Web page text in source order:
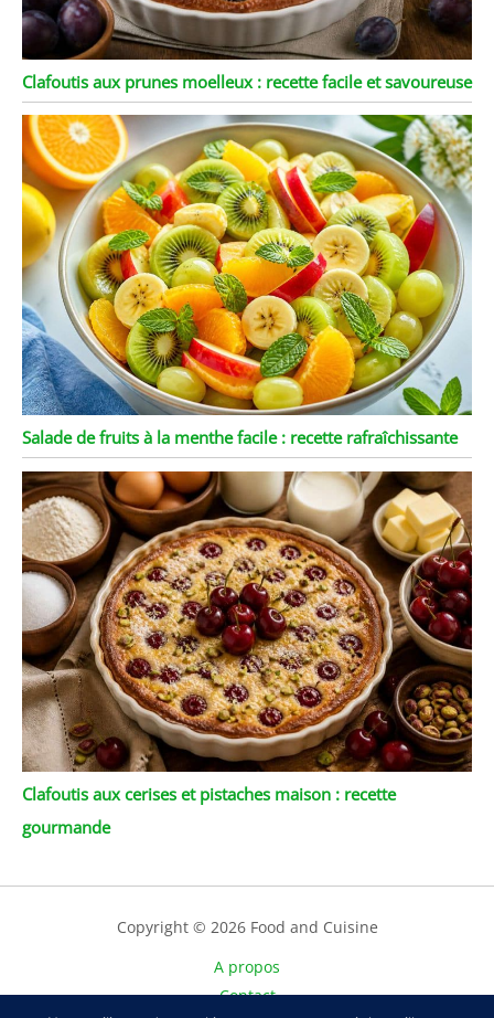
Clafoutis aux prunes moelleux : recette facile et savoureuse
Salade de fruits à la menthe facile : recette rafraîchissante
Clafoutis aux cerises et pistaches maison : recette
gourmande
Copyright © 2026 Food and Cuisine
A propos
Contact